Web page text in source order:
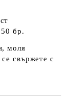
бр.
моля
свържете с